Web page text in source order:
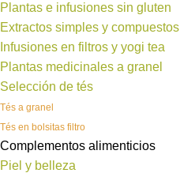
Plantas e infusiones sin gluten
Extractos simples y compuestos
Infusiones en filtros y yogi tea
Plantas medicinales a granel
Selección de tés
Tés a granel
Tés en bolsitas filtro
Complementos alimenticios
Piel y belleza